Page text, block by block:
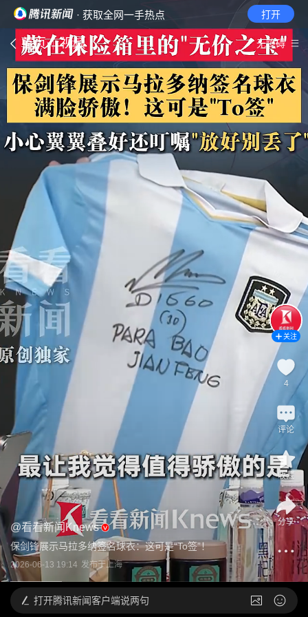
· 获取全网一手热点 打开
首页 视频 无障碍
@看看新闻Knews
保剑锋展示马拉多纳签名球衣：这可是“To签”！
2026-06-13 19:14 发布于上海
关注
4
评论
收藏
分享
打开腾讯新闻客户端说两句